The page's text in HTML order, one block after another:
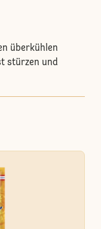
überkühlen
stürzen und